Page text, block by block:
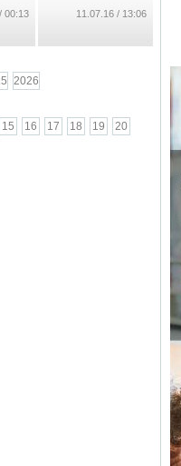
13:06 / 11.07.16
00:13 / 11.07.16
2026
15 16 17 18 19
20